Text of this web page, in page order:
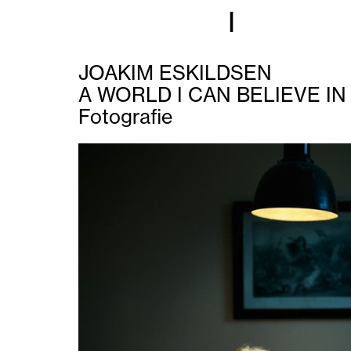
JOAKIM ESKILDSEN
A WORLD I CAN BELIEVE IN
Fotografie